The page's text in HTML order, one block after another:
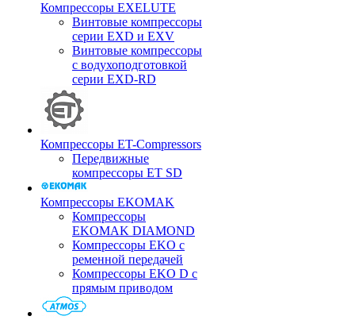
Компрессоры EXELUTE
Винтовые компрессоры
серии EXD и EXV
Винтовые компрессоры
с водухоподготовкой
серии EXD-RD
Компрессоры ET-Compressors
Передвижные
компрессоры ET SD
Компрессоры EKOMAK
Компрессоры
EKOMAK DIAMOND
Компрессоры EKO c
ременной передачей
Компрессоры EKO D с
прямым приводом